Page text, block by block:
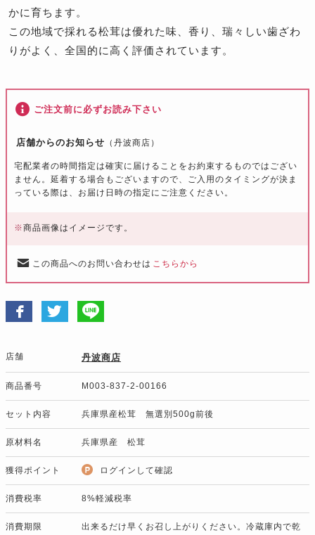
かに育ちます。
この地域で採れる松茸は優れた味、香り、瑞々しい歯ざわ
りがよく、全国的に高く評価されています。
ご注文前に必ずお読み下さい
店舗からのお知らせ （丹波商店）
宅配業者の時間指定は確実に届けることをお約束するものではござい
ません。延着する場合もございますので、ご入用のタイミングが決ま
っている際は、お届け日時の指定にご注意ください。
※商品画像はイメージです。
この商品へのお問い合わせは こちらから
店舗 丹波商店
商品番号 M003-837-2-00166
セット内容 兵庫県産松茸 無選別500g前後
原材料名 兵庫県産 松茸
獲得ポイント ログインして確認
消費税率 8%軽減税率
消費期限
出来るだけ早くお召し上がりください。冷蔵庫内で乾